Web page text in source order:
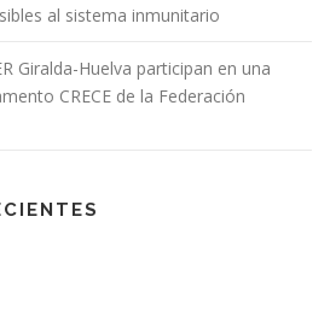
al sistema inmunitario
Giralda-Huelva participan en una
CRECE de la Federación